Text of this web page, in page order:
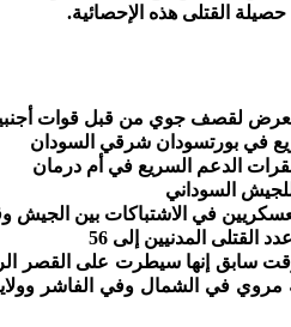
القتلى هذه الإحصائية.
تتعرض لقصف جوي من قبل قوات
في بورتسودان شرقي السودان
الدعم السريع في أم درمان
السوداني
في الاشتباكات بين الجيش
القتلى المدنيين إلى 56
سابق إنها سيطرت على القصر
في الشمال وفي الفاشر